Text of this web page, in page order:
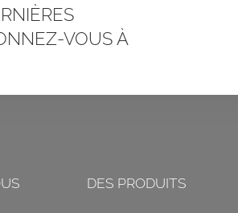
VOUS À
DES PRODUITS